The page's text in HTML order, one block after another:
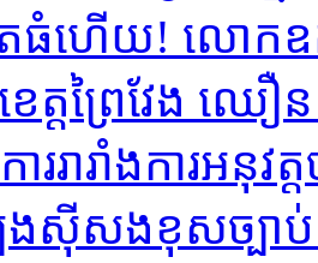
ែធំហើយ!​ លោកឧ
េត្តព្រៃវែង ឈ
ាររារាំងការអនុ
ស៊ីសងខុសច្បាប់ គ្